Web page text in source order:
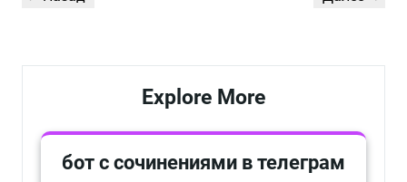
по
Explore More
бот с сочинениями в телеграм